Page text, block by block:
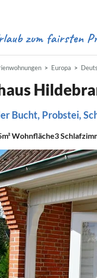
Europa
Bucht, Probstei,
Wohnfläche3